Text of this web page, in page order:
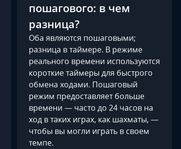
пошагового: в чем
разница?
Оба являются пошаговыми;
разница в таймере. В режиме
реального времени используются
короткие таймеры для быстрого
обмена ходами. Пошаговый
режим предоставляет больше
времени — часто до 24 часов на
ход в таких играх, как шахматы, —
чтобы вы могли играть в своем
темпе.